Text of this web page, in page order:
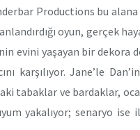
Productions bu
oyun, gerçek
evini yaşayan bir
karşılıyor. Jane’le
tabaklar ve bardaklar,
yakalıyor; senaryo ise